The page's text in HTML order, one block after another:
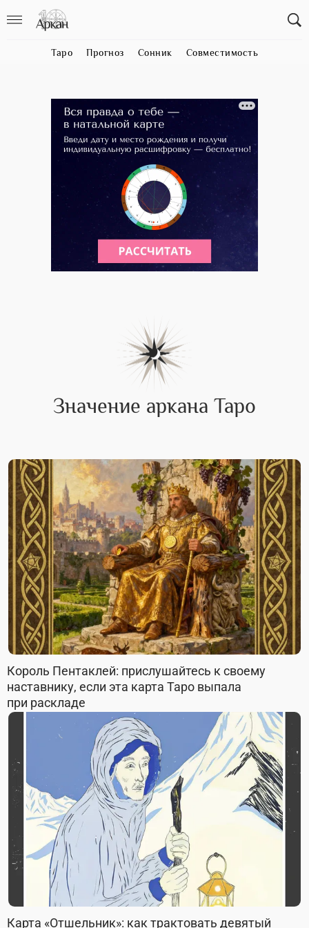
Таро Прогноз Сонник Совместимость
Значение аркана Таро
Король Пентаклей: прислушайтесь к своему
наставнику, если эта карта Таро выпала
при раскладе
Карта «Отшельник»: как трактовать девятый